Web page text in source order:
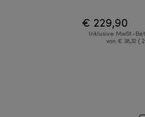
€ 229,90
Inklusive MwSt.-
von € 38,32 (